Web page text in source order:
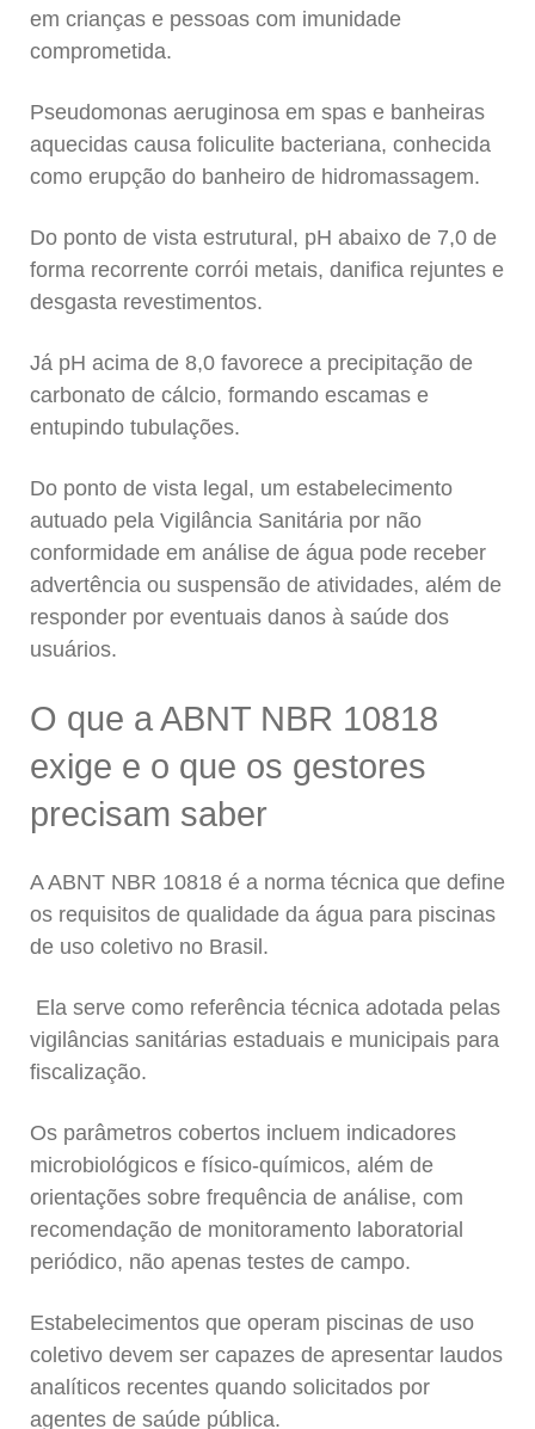
em crianças e pessoas com imunidade
comprometida.
Pseudomonas aeruginosa em spas e banheiras
aquecidas causa foliculite bacteriana, conhecida
como erupção do banheiro de hidromassagem.
Do ponto de vista estrutural, pH abaixo de 7,0 de
forma recorrente corrói metais, danifica rejuntes e
desgasta revestimentos.
Já pH acima de 8,0 favorece a precipitação de
carbonato de cálcio, formando escamas e
entupindo tubulações.
Do ponto de vista legal, um estabelecimento
autuado pela Vigilância Sanitária por não
conformidade em análise de água pode receber
advertência ou suspensão de atividades, além de
responder por eventuais danos à saúde dos
usuários.
O que a ABNT NBR 10818
exige e o que os gestores
precisam saber
A ABNT NBR 10818 é a norma técnica que define
os requisitos de qualidade da água para piscinas
de uso coletivo no Brasil.
Ela serve como referência técnica adotada pelas
vigilâncias sanitárias estaduais e municipais para
fiscalização.
Os parâmetros cobertos incluem indicadores
microbiológicos e físico-químicos, além de
orientações sobre frequência de análise, com
recomendação de monitoramento laboratorial
periódico, não apenas testes de campo.
Estabelecimentos que operam piscinas de uso
coletivo devem ser capazes de apresentar laudos
analíticos recentes quando solicitados por
agentes de saúde pública.